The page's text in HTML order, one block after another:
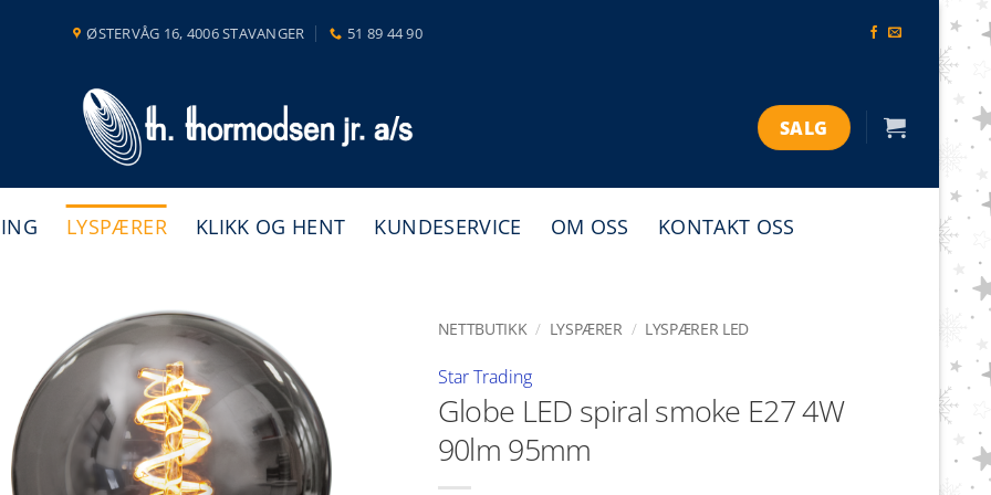
ØSTERVÅG 16, 4006 STAVANGER 51 89 44 90
SALG
LYSPÆRER KLIKK OG HENT KUNDESERVICE OM OSS KONTAKT OSS
NETTBUTIKK / LYSPÆRER / LYSPÆRER LED
Star Trading
Globe LED spiral smoke E27 4W
90lm 95mm